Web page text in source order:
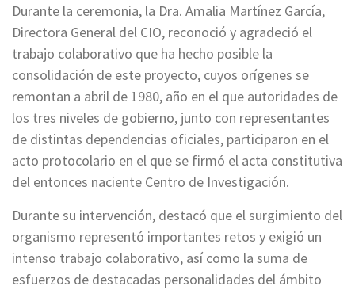
Durante la ceremonia, la Dra. Amalia Martínez García,
Directora General del CIO, reconoció y agradeció el
trabajo colaborativo que ha hecho posible la
consolidación de este proyecto, cuyos orígenes se
remontan a abril de 1980, año en el que autoridades de
los tres niveles de gobierno, junto con representantes
de distintas dependencias oficiales, participaron en el
acto protocolario en el que se firmó el acta constitutiva
del entonces naciente Centro de Investigación.
Durante su intervención, destacó que el surgimiento del
organismo representó importantes retos y exigió un
intenso trabajo colaborativo, así como la suma de
esfuerzos de destacadas personalidades del ámbito